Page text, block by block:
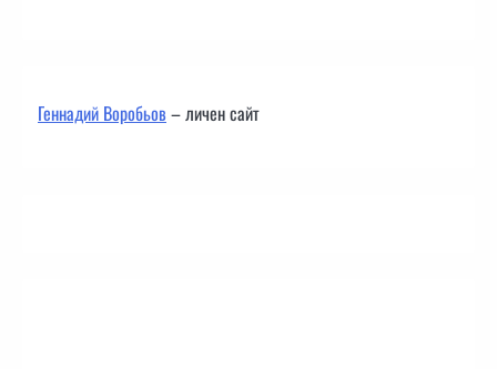
Геннадий Воробьов– личен сайт